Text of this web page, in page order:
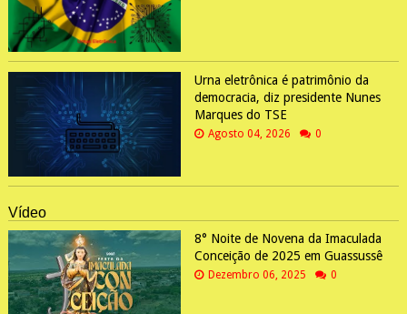
Urna eletrônica é patrimônio da
democracia, diz presidente Nunes
Marques do TSE
Agosto 04, 2026 0
Vídeo
8° Noite de Novena da Imaculada
Conceição de 2025 em Guassussê
Dezembro 06, 2025 0